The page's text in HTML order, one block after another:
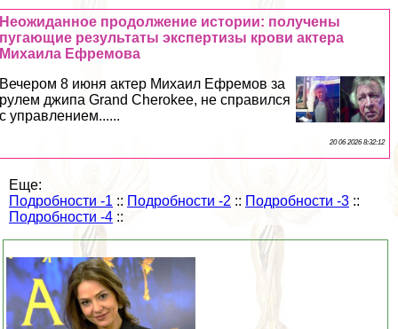
Неожиданное продолжение истории: получены
пугающие результаты экспертизы крови актера
Михаила Ефремова
Вечером 8 июня актер Михаил Ефремов за
рулем джипа Grand Cherokee, не справился
с управлением......
20 06 2026 8:32:12
Еще:
Подробности -1 :: Подробности -2 :: Подробности -3 ::
Подробности -4 ::